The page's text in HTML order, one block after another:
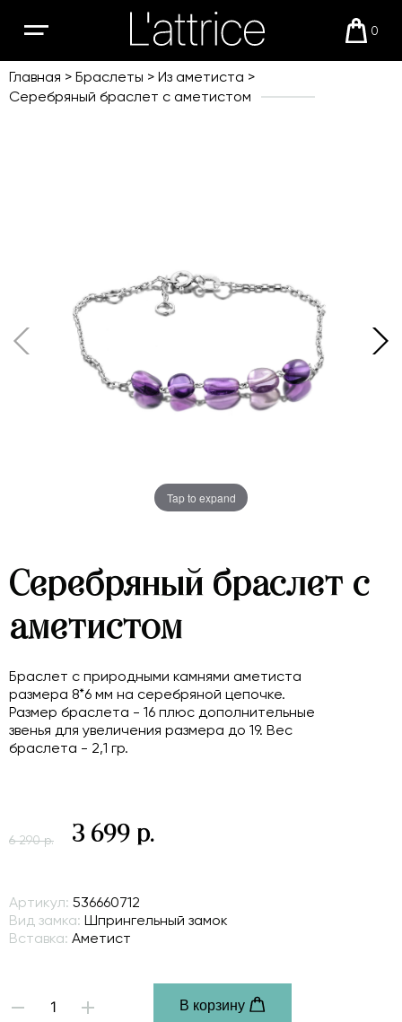
Открыть
0
Главная Браслеты
Из аметиста
Серебряный браслет с аметистом
Tap to expand
Серебряный браслет с
аметистом
Браслет с природными камнями аметиста
размера 8*6 мм на серебряной цепочке.
Размер браслета - 16 плюс дополнительные
звенья для увеличения размера до 19. Вес
браслета - 2,1 гр.
6 290 р. 3 699 р.
Артикул: 536660712
Вид замка: Шпрингельный замок
Вставка: Аметист
В корзину